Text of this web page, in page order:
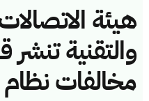
هيئة
والتقنية تنشر
مخالفات نظام